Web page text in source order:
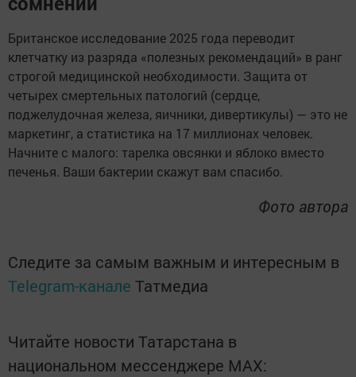
Британское исследование 2025 года переводит
клетчатку из разряда «полезных рекомендаций» в ранг
строгой медицинской необходимости. Защита от
четырех смертельных патологий (сердце,
поджелудочная железа, яичники, дивертикулы) — это не
маркетинг, а статистика на 17 миллионах человек.
Начните с малого: тарелка овсянки и яблоко вместо
печенья. Ваши бактерии скажут вам спасибо.
Фото автора
Следите за самым важным и интересным в
Telegram-канале Татмедиа
Читайте новости Татарстана в
национальном мессенджере MАХ: